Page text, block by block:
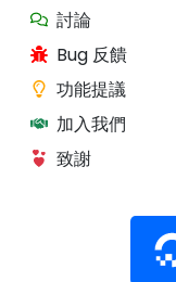
討論
Bug 反饋
功能提議
加入我們
致謝